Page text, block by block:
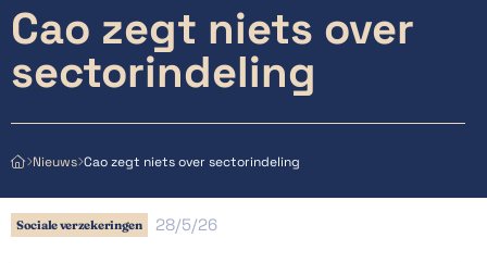
Cao zegt niets over
sectorindeling
NieuwsCao zegt niets over sectorindeling
Sociale verzekeringen 28/5/26